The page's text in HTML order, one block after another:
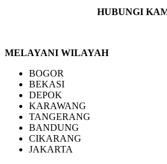
HUBUNGI
MELAYANI WILAYAH
BOGOR
BEKASI
DEPOK
KARAWANG
TANGERANG
BANDUNG
CIKARANG
JAKARTA